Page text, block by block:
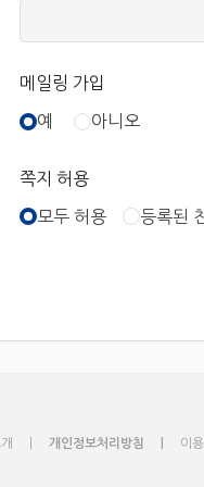
메일링 가입
예 아니오
쪽지 허용
모두 허용 등록된
개인정보처리방침 이